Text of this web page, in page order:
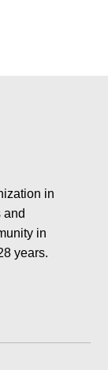
in
and
in
years.